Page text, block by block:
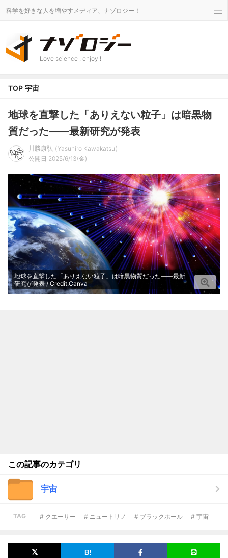
科学を好きな人を増やすメディア、ナゾロジー！
Love science , enjoy !
TOP 宇宙
地球を直撃した「ありえない粒子」は暗黒物
質だった――最新研究が発表
川勝康弘
Yasuhiro Kawakatsu
公開日 2025/6/13(金)
地球を直撃した「ありえない粒子」は暗黒物質だった――最新
研究が発表 / Credit:Canva
この記事のカテゴリ
宇宙
TAG # クエーサー # ニュートリノ # ブラックホール # 宇宙